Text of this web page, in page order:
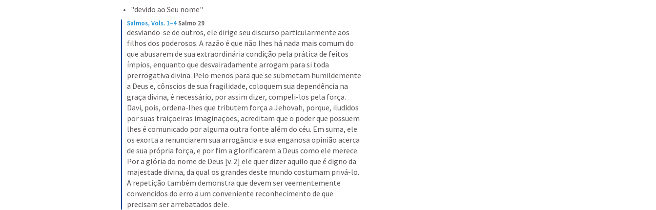
"devido ao Seu nome"
Salmos, Vols. 1–4Salmo 29
desviando-se de outros, ele dirige seu discurso particularmente aos
filhos dos poderosos. A razão é que não lhes há nada mais comum do
que abusarem de sua extraordinária condição pela prática de feitos
ímpios, enquanto que desvairadamente arrogam para si toda
prerrogativa divina. Pelo menos para que se submetam humildemente
a Deus e, cônscios de sua fragilidade, coloquem sua dependência na
graça divina, é necessário, por assim dizer, compeli-los pela força.
Davi, pois, ordena-lhes que tributem força a Jehovah, porque, iludidos
por suas traiçoeiras imaginações, acreditam que o poder que possuem
lhes é comunicado por alguma outra fonte além do céu. Em suma, ele
os exorta a renunciarem sua arrogância e sua enganosa opinião acerca
de sua própria força, e por fim a glorificarem a Deus como ele merece.
Por a glória do nome de Deus [v. 2] ele quer dizer aquilo que é digno da
majestade divina, da qual os grandes deste mundo costumam privá-lo.
A repetição também demonstra que devem ser veementemente
convencidos do erro a um conveniente reconhecimento de que
precisam ser arrebatados dele.